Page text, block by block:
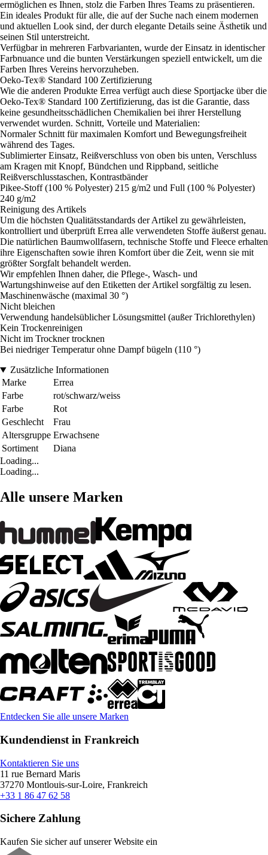
ermöglichen es Ihnen, stolz die Farben Ihres Teams zu präsentieren.
Ein ideales Produkt für alle, die auf der Suche nach einem modernen
und aktuellen Look sind, der durch elegante Details seine Ästhetik und
seinen Stil unterstreicht.
Verfügbar in mehreren Farbvarianten, wurde der Einsatz in identischer
Farbnuance und die bunten Verstärkungen speziell entwickelt, um die
Farben Ihres Vereins hervorzuheben.
Oeko-Tex® Standard 100 Zertifizierung
Wie die anderen Produkte Errea verfügt auch diese Sportjacke über die
Oeko-Tex® Standard 100 Zertifizierung, das ist die Garantie, dass
keine gesundheitsschädlichen Chemikalien bei ihrer Herstellung
verwendet wurden. Schnitt, Vorteile und Materialien:
Normaler Schnitt für maximalen Komfort und Bewegungsfreiheit
während des Tages.
Sublimierter Einsatz, Reißverschluss von oben bis unten, Verschluss
am Kragen mit Knopf, Bündchen und Rippband, seitliche
Reißverschlusstaschen, Kontrastbänder
Pikee-Stoff (100 % Polyester) 215 g/m2 und Full (100 % Polyester)
240 g/m2
Reinigung des Artikels
Um die höchsten Qualitätsstandards der Artikel zu gewährleisten,
kontrolliert und überprüft Errea alle verwendeten Stoffe äußerst genau.
Die natürlichen Baumwollfasern, technische Stoffe und Fleece erhalten
ihre Eigenschaften sowie ihren Komfort über die Zeit, wenn sie mit
größter Sorgfalt behandelt werden.
Wir empfehlen Ihnen daher, die Pflege-, Wasch- und
Wartungshinweise auf den Etiketten der Artikel sorgfältig zu lesen.
Maschinenwäsche (maximal 30 °)
Nicht bleichen
Verwendung handelsüblicher Lösungsmittel (außer Trichlorethylen)
Kein Trockenreinigen
Nicht im Trockner trocknen
Bei niedriger Temperatur ohne Dampf bügeln (110 °)
Zusätzliche Informationen
Marke
Errea
Farbe
rot/schwarz/weiss
Farbe
Rot
Geschlecht
Frau
Altersgruppe Erwachsene
Sortiment
Diana
Loading...
Loading...
Alle unsere Marken
Entdecken Sie alle unsere Marken
Kundendienst in Frankreich
Kontaktieren Sie uns
11 rue Bernard Maris
37270 Montlouis-sur-Loire, Frankreich
+33 1 86 47 62 58
Sichere Zahlung
Kaufen Sie sicher auf unserer Website ein